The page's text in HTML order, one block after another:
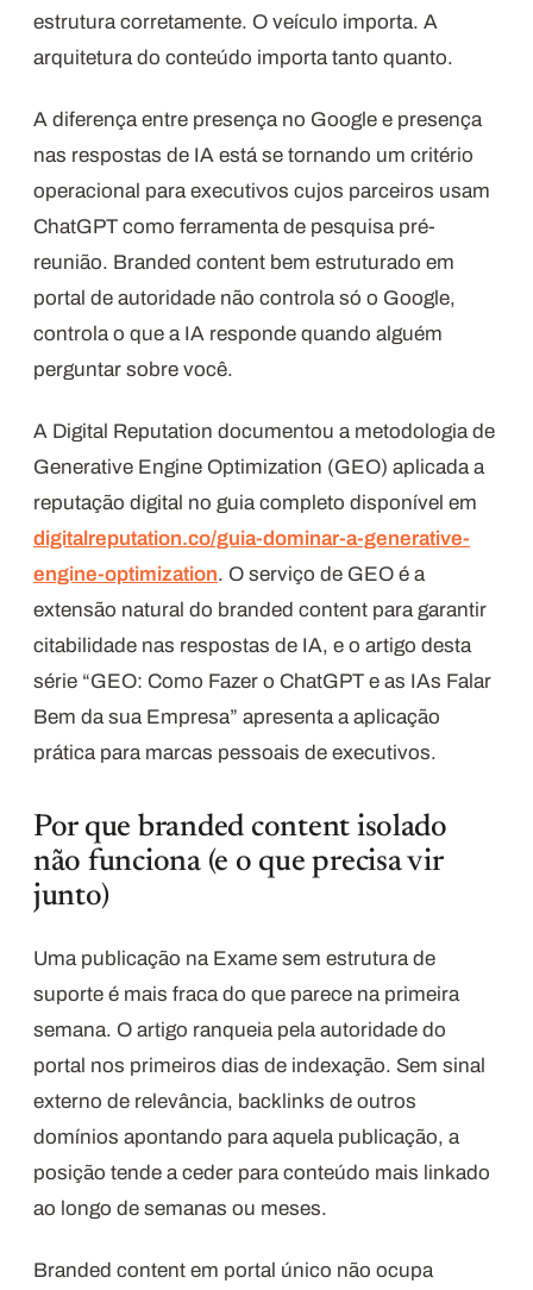
estrutura corretamente. O veículo importa. A
arquitetura do conteúdo importa tanto quanto.
A diferença entre presença no Google e presença
nas respostas de IA está se tornando um critério
operacional para executivos cujos parceiros usam
ChatGPT como ferramenta de pesquisa pré-
reunião. Branded content bem estruturado em
portal de autoridade não controla só o Google,
controla o que a IA responde quando alguém
perguntar sobre você.
A Digital Reputation documentou a metodologia de
Generative Engine Optimization (GEO) aplicada a
reputação digital no guia completo disponível em
digitalreputation.co/guia-dominar-a-generative-
engine-optimization. O serviço de GEO é a
extensão natural do branded content para garantir
citabilidade nas respostas de IA, e o artigo desta
série “GEO: Como Fazer o ChatGPT e as IAs Falar
Bem da sua Empresa” apresenta a aplicação
prática para marcas pessoais de executivos.
Por que branded content isolado
não funciona (e o que precisa vir
junto)
Uma publicação na Exame sem estrutura de
suporte é mais fraca do que parece na primeira
semana. O artigo ranqueia pela autoridade do
portal nos primeiros dias de indexação. Sem sinal
externo de relevância, backlinks de outros
domínios apontando para aquela publicação, a
posição tende a ceder para conteúdo mais linkado
ao longo de semanas ou meses.
Branded content em portal único não ocupa